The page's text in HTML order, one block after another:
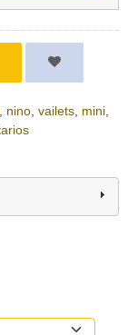
nino vailets mini